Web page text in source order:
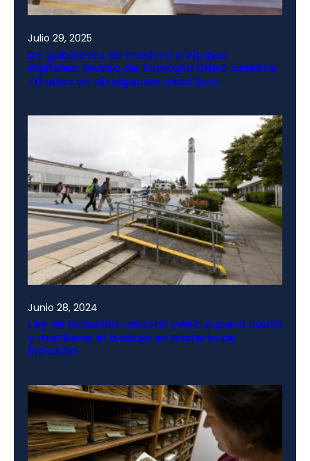
Julio 29, 2025
De gabinetes de madera a vitrinas
digitales: Museo de Zoología UdeC celebra
70 años de divulgación científica
Junio 28, 2024
Ley de Inclusión Laboral: UdeC supera cuota
y mantiene el trabajo en materia de
inclusión